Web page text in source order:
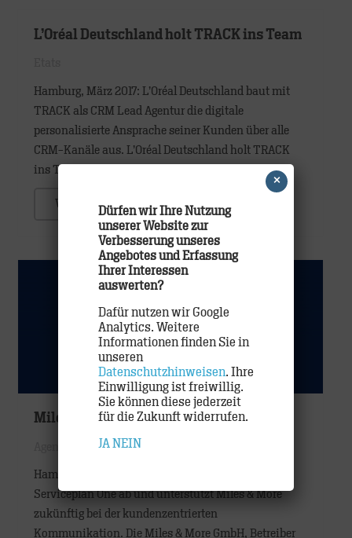
L’Oréal Deutschland holt TRACK ins Team
Hamburg, März 2017: L’Oréal Deutschland baut mit
TRACK als CRM Lead Agentur die digitale
personalisierte Ansprache seiner Kunden über alle
CRM-Kanäle aus. L’Oréal Deutschland holt TRACK
ins Team, nachdem sich…
WEITER
Miles & More
Etats
Hamburg, Februar 2017: TRACK löst damit
Serviceplan One ab und unterstützt Miles & More
zukünftig bei der kundenzentrierten
Kommunikation. Die Miles & More GmbH, Betreiber
Dürfen wir Ihre Nutzung
unserer Website zur
Verbesserung unseres
Angebotes und Erfassung
Ihrer Interessen
auswerten?
Dafür nutzen wir Google
Analytics. Weitere
Informationen finden Sie in
unseren
Datenschutzhinweisen. Ihre
Einwilligung ist freiwillig.
Sie können diese jederzeit
für die Zukunft widerrufen.
JA NEIN
×